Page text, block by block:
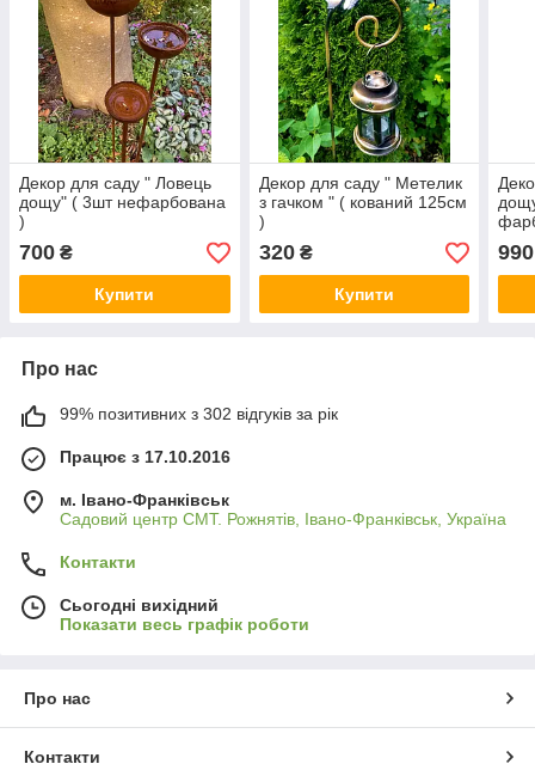
Декор для саду " Ловець
дощу" ( 3шт нефарбована
)
700 ₴
Купити
Декор для саду " Метелик
з гачком " ( кований 125см
)
320₴
Купити
990
Про нас
99% позитивних з 302 відгуків за рік
Працює з 17.10.2016
м. Івано-Франківськ
Садовий центр СМТ. Рожнятів, Івано-Франківськ, Україна
Контакти
Сьогодні вихідний
Показати весь графік роботи
Про нас
Контакти